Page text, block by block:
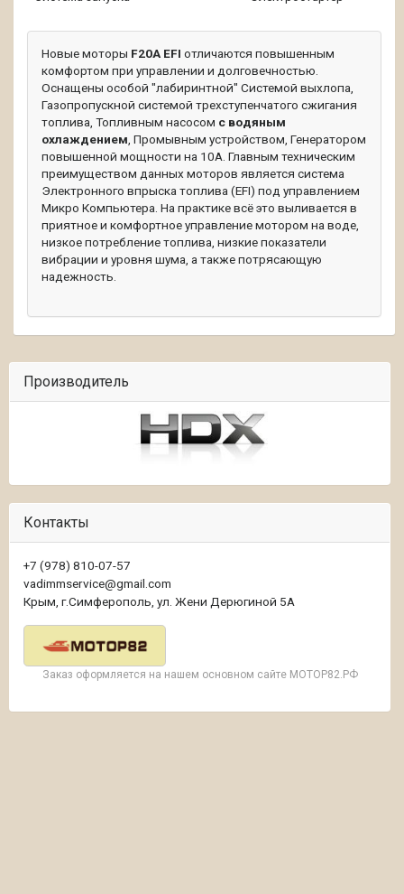
Новые моторы F20A EFI отличаются повышенным
комфортом при управлении и долговечностью.
Оснащены особой "лабиринтной" Системой выхлопа,
Газопропускной системой трехступенчатого сжигания
топлива, Топливным насосом с водяным
охлаждением, Промывным устройством, Генератором
повышенной мощности на 10А. Главным техническим
преимуществом данных моторов является система
Электронного впрыска топлива (EFI) под управлением
Микро Компьютера. На практике всё это выливается в
приятное и комфортное управление мотором на воде,
низкое потребление топлива, низкие показатели
вибрации и уровня шума, а также потрясающую
надежность.
Производитель
Контакты
+7 (978) 810-07-57
vadimmservice@gmail.com
Крым, г.Симферополь, ул. Жени Дерюгиной 5А
Заказ оформляется на нашем основном сайте МОТОР82.РФ